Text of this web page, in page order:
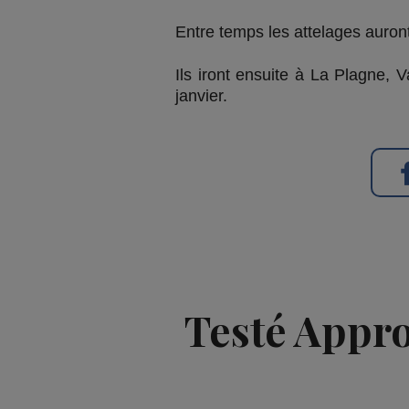
Entre temps les attelages
Ils iront ensuite à La Plagne,
janvier.
Testé